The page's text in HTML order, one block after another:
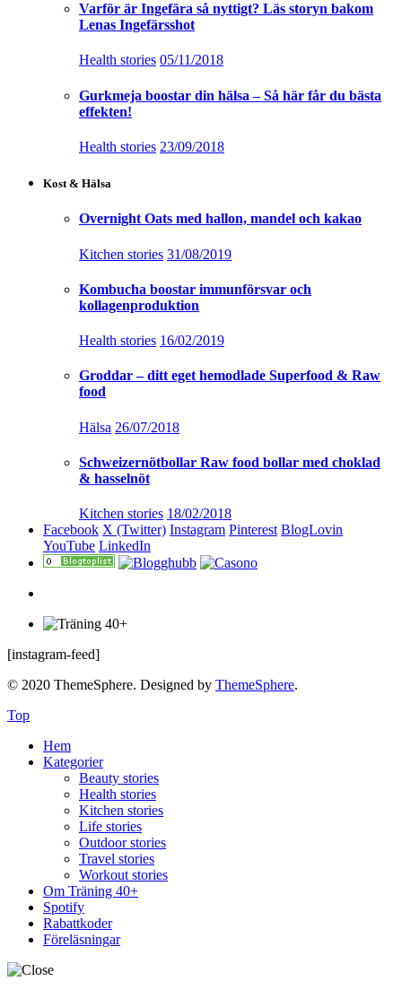
Varför är Ingefära så nyttigt? Läs storyn bakom
Lenas Ingefärsshot
Health stories 05/11/2018
Gurkmeja boostar din hälsa – Så här får du bästa
effekten!
Health stories 23/09/2018
Kost & Hälsa
Overnight Oats med hallon, mandel och kakao
Kitchen stories 31/08/2019
Kombucha boostar immunförsvar och
kollagenproduktion
Health stories 16/02/2019
Groddar – ditt eget hemodlade Superfood & Raw
food
Hälsa 26/07/2018
Schweizernötbollar Raw food bollar med choklad
& hasselnöt
Kitchen stories 18/02/2018
Facebook X (Twitter) Instagram Pinterest BlogLovin
YouTube LinkedIn
[instagram-feed]
© 2020 ThemeSphere. Designed by ThemeSphere.
Top
Hem
Kategorier
Beauty stories
Health stories
Kitchen stories
Life stories
Outdoor stories
Travel stories
Workout stories
Om Träning 40+
Spotify
Rabattkoder
Föreläsningar